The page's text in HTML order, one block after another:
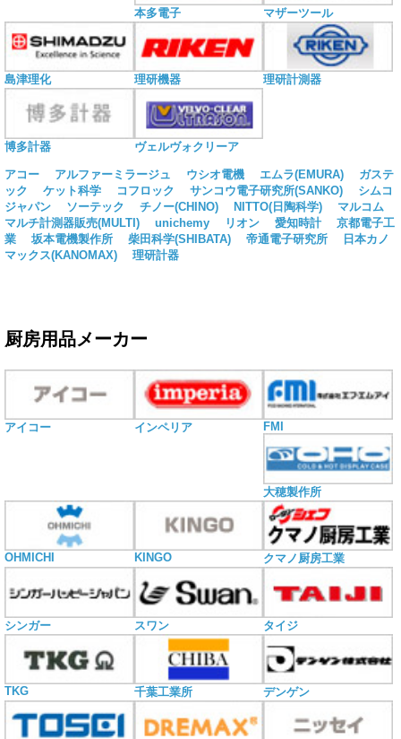
本多電子 マザーツール
島津理化 理研機器 理研計測器
博多計器 ヴェルヴォクリーア
アコー アルファーミラージュ ウシオ電機 エムラ(EMURA)
ガステ
ック
ケット科学 コフロック サンコウ電子研究所(SANKO)
シムコ
ジャパン
ソーテック チノー(CHINO) NITTO(日陶科学)
マルコム
マルチ計測器販売(MULTI)
unichemy リオン 愛知時計
京都電子工
業
坂本電機製作所 柴田科学(SHIBATA) 帝通電子研究所
日本カノ
マックス(KANOMAX)
理研計器
厨房用品メーカー
アイコー インペリア FMI
大穂製作所
OHMICHI KINGO クマノ厨房工業
シンガー スワン タイジ
TKG 千葉工業所 デンゲン